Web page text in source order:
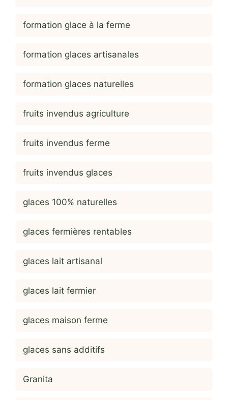
formation glace à la ferme
formation glaces artisanales
formation glaces naturelles
fruits invendus agriculture
fruits invendus ferme
fruits invendus glaces
glaces 100% naturelles
glaces fermières rentables
glaces lait artisanal
glaces lait fermier
glaces maison ferme
glaces sans additifs
Granita